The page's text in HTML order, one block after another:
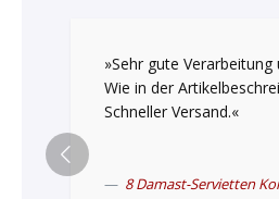
»Sehr gute Verarbeitung
Wie in der
Schneller Versand.«
8 Damast-Servietten Konstanze, weiß, mit